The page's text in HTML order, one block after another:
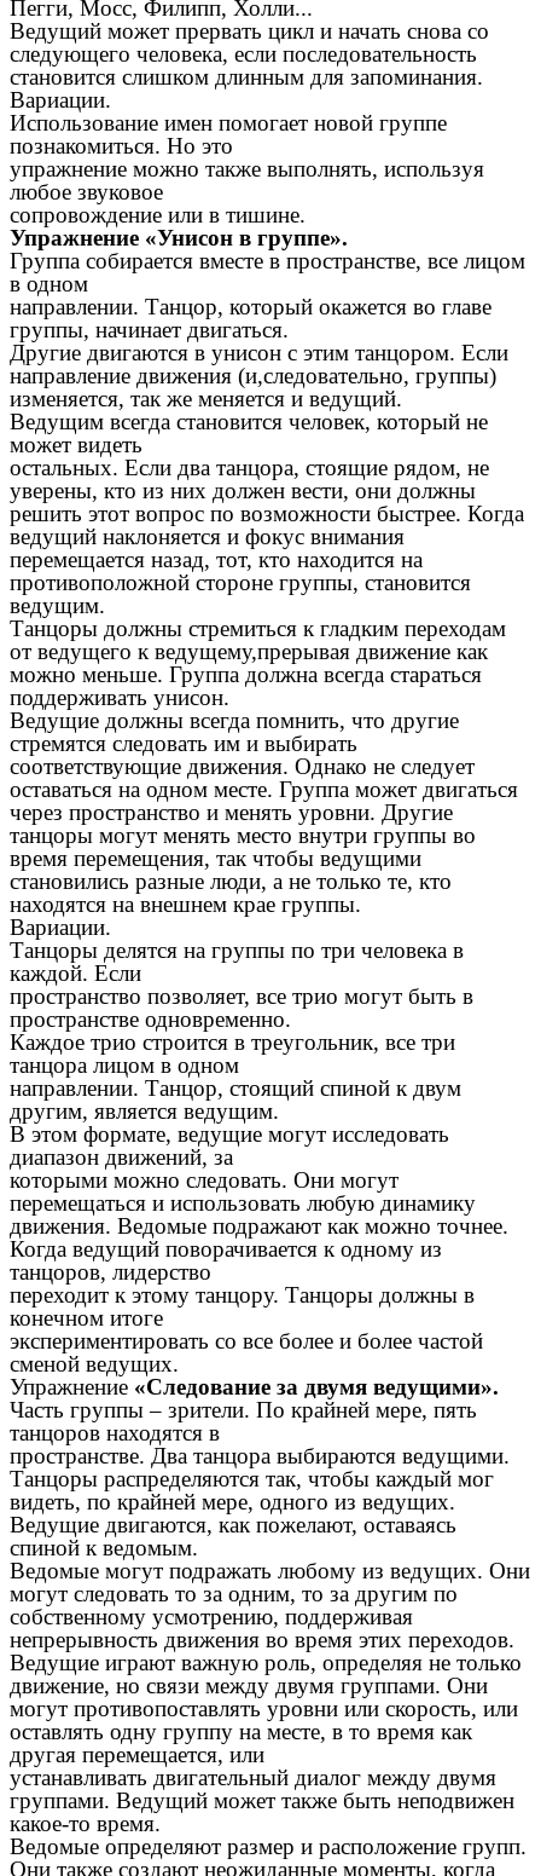
Пегги, Мосс, Филипп, Холли...
Ведущий может прервать цикл и начать снова со
следующего человека, если последовательность
становится слишком длинным для запоминания.
Вариации.
Использование имен помогает новой группе
познакомиться. Но это
упражнение можно также выполнять, используя
любое звуковое
сопровождение или в тишине.
Упражнение «Унисон в группе».
Группа собирается вместе в пространстве, все лицом
в одном
направлении. Танцор, который окажется во главе
группы, начинает двигаться.
Другие двигаются в унисон с этим танцором. Если
направление движения (и,следовательно, группы)
изменяется, так же меняется и ведущий.
Ведущим всегда становится человек, который не
может видеть
остальных. Если два танцора, стоящие рядом, не
уверены, кто из них должен вести, они должны
решить этот вопрос по возможности быстрее. Когда
ведущий наклоняется и фокус внимания
перемещается назад, тот, кто находится на
противоположной стороне группы, становится
ведущим.
Танцоры должны стремиться к гладким переходам
от ведущего к ведущему,прерывая движение как
можно меньше. Группа должна всегда стараться
поддерживать унисон.
Ведущие должны всегда помнить, что другие
стремятся следовать им и выбирать
соответствующие движения. Однако не следует
оставаться на одном месте. Группа может двигаться
через пространство и менять уровни. Другие
танцоры могут менять место внутри группы во
время перемещения, так чтобы ведущими
становились разные люди, а не только те, кто
находятся на внешнем крае группы.
Вариации.
Танцоры делятся на группы по три человека в
каждой. Если
пространство позволяет, все трио могут быть в
пространстве одновременно.
Каждое трио строится в треугольник, все три
танцора лицом в одном
направлении. Танцор, стоящий спиной к двум
другим, является ведущим.
В этом формате, ведущие могут исследовать
диапазон движений, за
которыми можно следовать. Они могут
перемещаться и использовать любую динамику
движения. Ведомые подражают как можно точнее.
Когда ведущий поворачивается к одному из
танцоров, лидерство
переходит к этому танцору. Танцоры должны в
конечном итоге
экспериментировать со все более и более частой
сменой ведущих.
Упражнение «Следование за двумя ведущими».
Часть группы – зрители. По крайней мере, пять
танцоров находятся в
пространстве. Два танцора выбираются ведущими.
Танцоры распределяются так, чтобы каждый мог
видеть, по крайней мере, одного из ведущих.
Ведущие двигаются, как пожелают, оставаясь
спиной к ведомым.
Ведомые могут подражать любому из ведущих. Они
могут следовать то за одним, то за другим по
собственному усмотрению, поддерживая
непрерывность движения во время этих переходов.
Ведущие играют важную роль, определяя не только
движение, но связи между двумя группами. Они
могут противопоставлять уровни или скорость, или
оставлять одну группу на месте, в то время как
другая перемещается, или
устанавливать двигательный диалог между двумя
группами. Ведущий может также быть неподвижен
какое-то время.
Ведомые определяют размер и расположение групп.
Они также создают неожиданные моменты, когда